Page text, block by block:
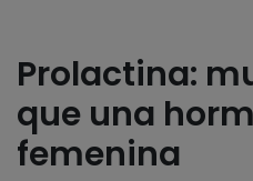
Prolactina:
que una
femenina